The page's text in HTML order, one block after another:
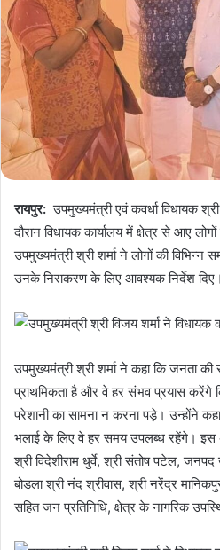
रायपुर:उपमुख्यमंत्री एवं कवर्धा विधायक
दौरान विधायक कार्यालय में क्षेत्र से आए
उपमुख्यमंत्री श्री शर्मा ने लोगों की
उनके निराकरण के लिए आवश्यक निर्देश दिए।
उपमुख्यमंत्री श्री शर्मा ने कहा कि जनता
प्राथमिकता है और वे हर संभव प्रयास करेंगे
परेशानी का सामना न करना पड़े। उन्होंने
भलाई के लिए वे हर समय उपलब्ध रहेंगे। इस
श्री विदेशीराम धुर्वे, श्री संतोष पटेल, जनपद
बोडला श्री नंद श्रीवास, श्री नरेंद्र
सहित जन प्रतिनिधि, क्षेत्र के नागरिक